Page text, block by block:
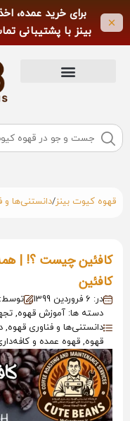
برای خرید عمده،
بینز با پشتیبانی
لطفاً از تماس
قهوه کیوت بینز/دانستنی‌ها و
کافئین چیست ؟! |
کافئین
در: 6 فروردین 1399 توسط:
دسته ها: آموزش قهوه,
دانستنی‌ها و فناوری
قهوه, قهوه عمده و